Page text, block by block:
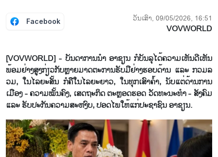
Facebook ວັນເສົາ, 09/05/2026, 16:51
VOVWORLD
[VOVWORLD] - ບັນ​ດາ​ການ​ນຳ ອາ​ຊຽນ ກໍ​ບັນ​ລຸ​ໄດ້​ຄວາມ​ເຫັນ​ດີ​ເຫັນ​
ພ້ອມ​ຢ່າງ​ສູງ​ກ່ຽວ​ກັບຫຼາຍ​ມາດ​ຕະ​ການ​ຮັບ​ມື​ຢ່າງ​ຮອບ​ດ້ານ ແລະ ກວມ​ລ​
ວມ, ໃນ​ໄລ​ຍະ​ສັ້ນ ກໍ​ຄື​ໃນ​ໄລ​ຍ​ະ​ຍາວ, ໃນ​ທຸກ​ເສົາ​ຄ້ຳ, ນັບ​ແຕ່​ດ້ານ​ການ​
ເມືອງ - ຄວາມ​ໝັ້ນ​ຄົງ, ເສດ​ຖະ​ກິດ ຕະຫຼອດ​ຮອດ ວັດ​ທະ​ນະ​ທຳ - ສັງ​ຄົມ
ແລະ ຮັບ​ປະ​ກັນ​ຄວາມ​ສະ​ຫງົບ, ປອດ​ໄພ​ໃຫ້​ແກ່​ປະ​ຊາ​ຊົນ ອາ​ຊຽນ.